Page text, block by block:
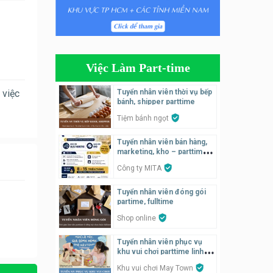
việc
Tuyển nhân viên pha chế
tiệm trà sữa
hàng tiệm bánh ngọt
Tiệm bánh ngọt
phục vụ bàn
Tuyển quản lý, kế toán ca,
bếp, bếp chính lương cao
Nhà hàng Phố Men Chill
Tuyển nhân viên đóng gói
parttime
Shop online
Việc Làm Part-time
Tuyển nhân viên thời vụ bếp
bánh, shipper parttime
Tiệm bánh ngọt
Tuyển nhân viên bán hàng,
marketing, kho – parttime,
Công ty MITA
Tuyển nhân viên đóng gói
partime, fulltime
Shop online
Tuyển nhân viên phục vụ
khu vui chơi parttime linh
Khu vui chơi May Town